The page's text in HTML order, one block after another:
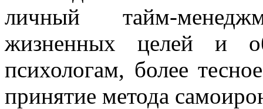
личный тайм-
жизненных целей и
психологам, более
принятие метода